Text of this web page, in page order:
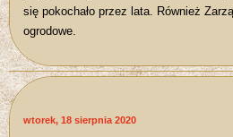
się pokochało przez lata. Również
ogrodowe.
wtorek, 18 sierpnia 2020